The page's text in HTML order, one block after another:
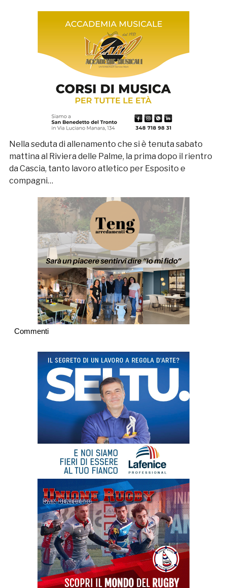
Nella seduta di allenamento che si è tenuta sabato
mattina al Riviera delle Palme, la prima dopo il rientro
da Cascia, tanto lavoro atletico per Esposito e
compagni…
Commenti